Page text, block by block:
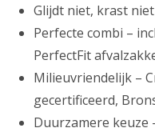
Glijdt niet, krast
Perfecte combi –
PerfectFit
Milieuvriendelijk –
gecertificeerd,
Duurzamere keuze